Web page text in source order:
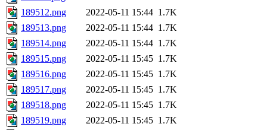
189512.png
2022-05-11 15:44 1.7K
189513.png
2022-05-11 15:44 1.7K
189514.png
2022-05-11 15:44 1.7K
189515.png
2022-05-11 15:45 1.7K
189516.png
2022-05-11 15:45 1.7K
189517.png
2022-05-11 15:45 1.7K
189518.png
2022-05-11 15:45 1.7K
189519.png
2022-05-11 15:45 1.7K